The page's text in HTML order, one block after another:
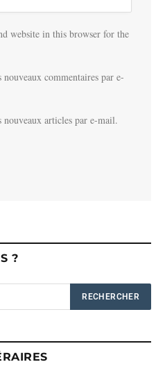
website in this browser for the
commentaires par e-
nouveaux articles par e-mail.
?